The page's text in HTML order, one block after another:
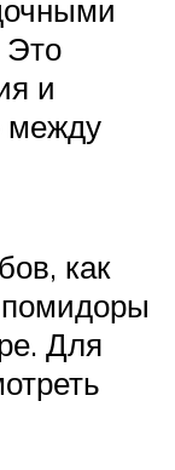
Это
и
между
как
Для